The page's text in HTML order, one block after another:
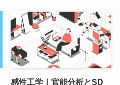
感性工学｜官能分析とSD